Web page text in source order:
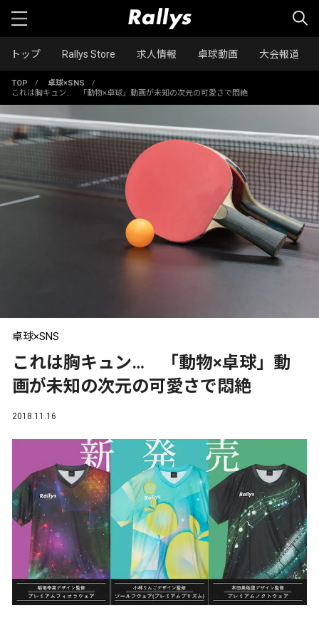
トップ Rallys Store 求人情報 卓球動画 大会報道
TOP / 卓球×SNS
/
これは胸キュン… 「動物×卓球」動画が未知の次元の可愛さで悶絶
卓球×SNS
これは胸キュン… 「動物×卓球」動
画が未知の次元の可愛さで悶絶
2018.11.16